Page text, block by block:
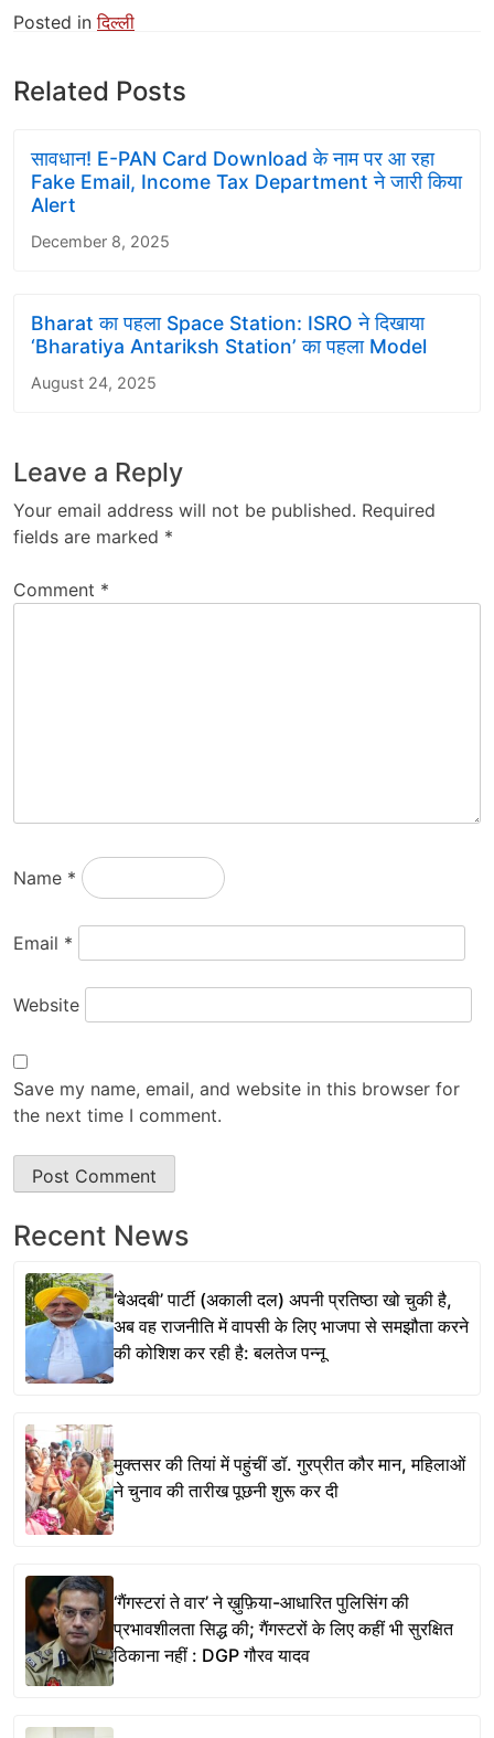
Posted inदिल्ली
Related Posts
सावधान! E-PAN Card Download के नाम पर आ रहा
Fake Email, Income Tax Department ने जारी किया
Alert
December 8, 2025
Bharat का पहला Space Station: ISRO ने दिखाया
‘Bharatiya Antariksh Station’ का पहला Model
August 24, 2025
Leave a Reply
Your email address will not be published. Required
fields are marked *
Comment *
Name *
Email *
Website
Save my name, email, and website in this browser for
the next time I comment.
Recent News
‘बेअदबी’ पार्टी (अकाली दल) अपनी प्रतिष्ठा खो चुकी है,
अब वह राजनीति में वापसी के लिए भाजपा से समझौता करने
की कोशिश कर रही है: बलतेज पन्नू
मुक्तसर की तियां में पहुंचीं डॉ. गुरप्रीत कौर मान, महिलाओं
ने चुनाव की तारीख पूछनी शुरू कर दी
‘गैंगस्टरां ते वार’ ने ख़ुफ़िया-आधारित पुलिसिंग की
प्रभावशीलता सिद्ध की; गैंगस्टरों के लिए कहीं भी सुरक्षित
ठिकाना नहीं : DGP गौरव यादव